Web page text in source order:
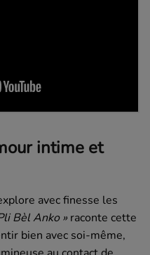
intime et
avec finesse les
Bèl Anko » raconte cette
bien avec soi-même,